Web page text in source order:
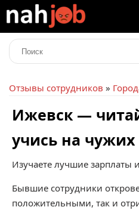
Отзывы сотрудников »
Ижевск —
учись на
Изучаете лучшие зарплаты
Бывшие сотрудники
положительными, так и